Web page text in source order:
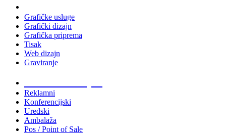
Grafičke usluge
Grafički dizajn
Grafička priprema
Tisak
Web dizajn
Graviranje
Reklamni
Konferencijski
Uredski
Ambalaža
Pos / Point of Sale